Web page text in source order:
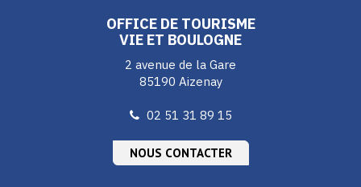
OFFICE DE TOURISME
VIE ET BOULOGNE
2 avenue de la Gare
85190 Aizenay
02 51 31 89 15
NOUS CONTACTER